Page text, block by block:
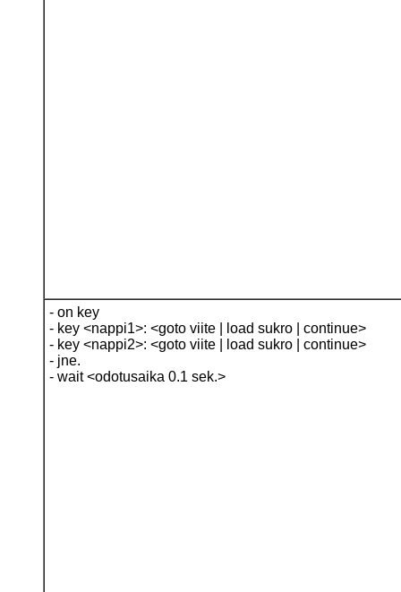
- on key
- key <nappi1>: <goto viite | load sukro | continue>
- key <nappi2>: <goto viite | load sukro | continue>
- jne.
- wait <odotusaika 0.1 sek.>